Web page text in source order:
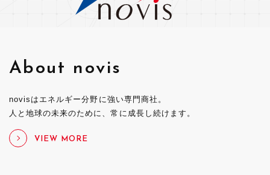
About novis
novisはエネルギー分野に強い専門商社。
人と地球の未来のために、常に成長し続けます。
VIEW MORE